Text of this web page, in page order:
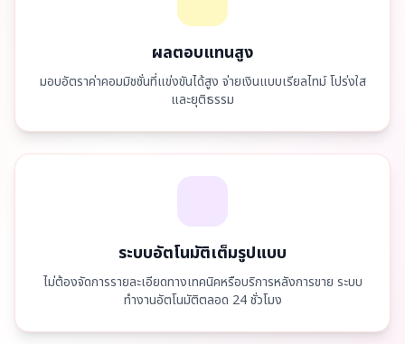
ผลตอบแทนสูง
มอบอัตราค่าคอมมิชชั่นที่แข่งขันได้สูง จ่ายเงินแบบเรียลไทม์ โปร่งใส
และยุติธรรม
ระบบอัตโนมัติเต็มรูปแบบ
ไม่ต้องจัดการรายละเอียดทางเทคนิคหรือบริการหลังการขาย ระบบ
ทำงานอัตโนมัติตลอด 24 ชั่วโมง